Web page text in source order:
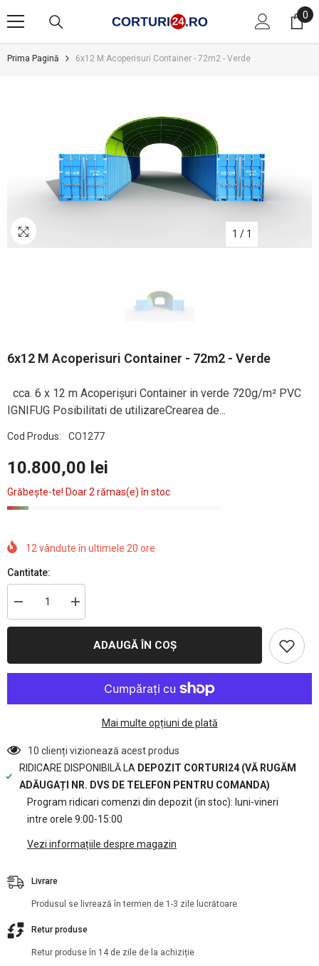
0
0
Prima Pagină 6x12 M Acoperisuri Container - 72m2 - Verde
1 / 1
6x12 M Acoperisuri Container - 72m2 - Verde
cca. 6 x 12 m Acoperișuri Container in verde 720g/m² PVC
IGNIFUG Posibilitati de utilizareCrearea de...
Cod Produs: CO1277
10.800,00 lei
Grăbește-te! Doar 2 rămas(e) în stoc
12 vândute în ultimele 20 ore
Cantitate:
Reduceți
cantitatea
pentru
Container
-
Creșteți
cantitatea
pentru
Container
-
ADAUGĂ ÎN COȘ
Mai multe opțiuni de plată
10 clienți vizionează acest produs
RIDICARE DISPONIBILĂ LA DEPOZIT CORTURI24 (VĂ RUGĂM
ADĂUGAȚI NR. DVS DE TELEFON PENTRU COMANDA)
Program ridicari comenzi din depozit (in stoc): luni-vineri
intre orele 9:00-15:00
Vezi informațiile despre magazin
Livrare
Produsul se livrează în termen de 1-3 zile lucrătoare.
Retur produse
Retur produse în 14 de zile de la achiziție